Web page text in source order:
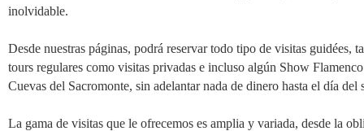
inolvidable.
Desde nuestras páginas, podrá reservar todo tipo de visitas guidées,
tours regulares como visitas privadas e incluso algún Show
Cuevas del Sacromonte, sin adelantar nada de dinero hasta el día del
La gama de visitas que le ofrecemos es amplia y variada, desde la